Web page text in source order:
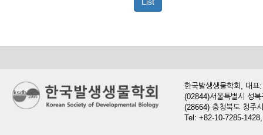
한국발생생물학회, 대
(02844)서울특별시 성
(28664) 충청북도 청주
Tel: +82-10-7285-